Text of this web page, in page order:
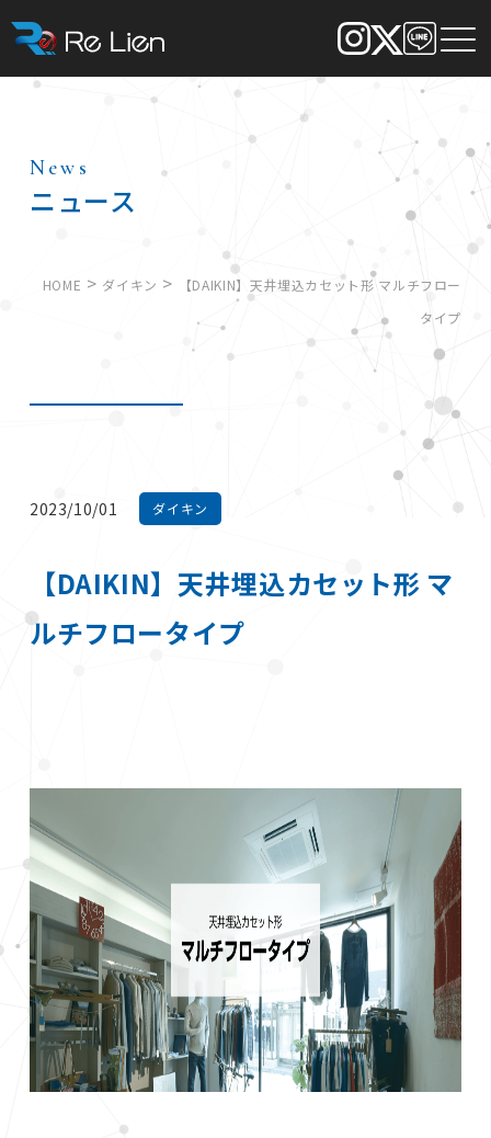
News
ニュース
HOME > ダイキン >
【DAIKIN】天井埋込カセット形 マルチフロー
タイプ
2023/10/01 ダイキン
【DAIKIN】天井埋込カセット形 マ
ルチフロータイプ